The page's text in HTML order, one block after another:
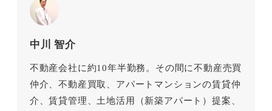
中川 智介
不動産会社に約10年半勤務。その間に不動産売買
仲介、不動産買取、アパートマンションの賃貸仲
介、賃貸管理、土地活用（新築アパート）提案、